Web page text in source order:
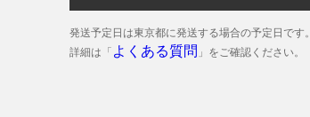
発送予定日は東京都に発送する場合の予定日です。
詳細は「 よくある質問 」をご確認ください。